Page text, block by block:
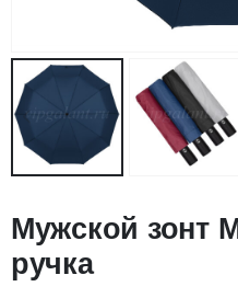
Мужской зонт
ручка